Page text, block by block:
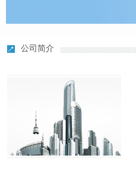
公司简介